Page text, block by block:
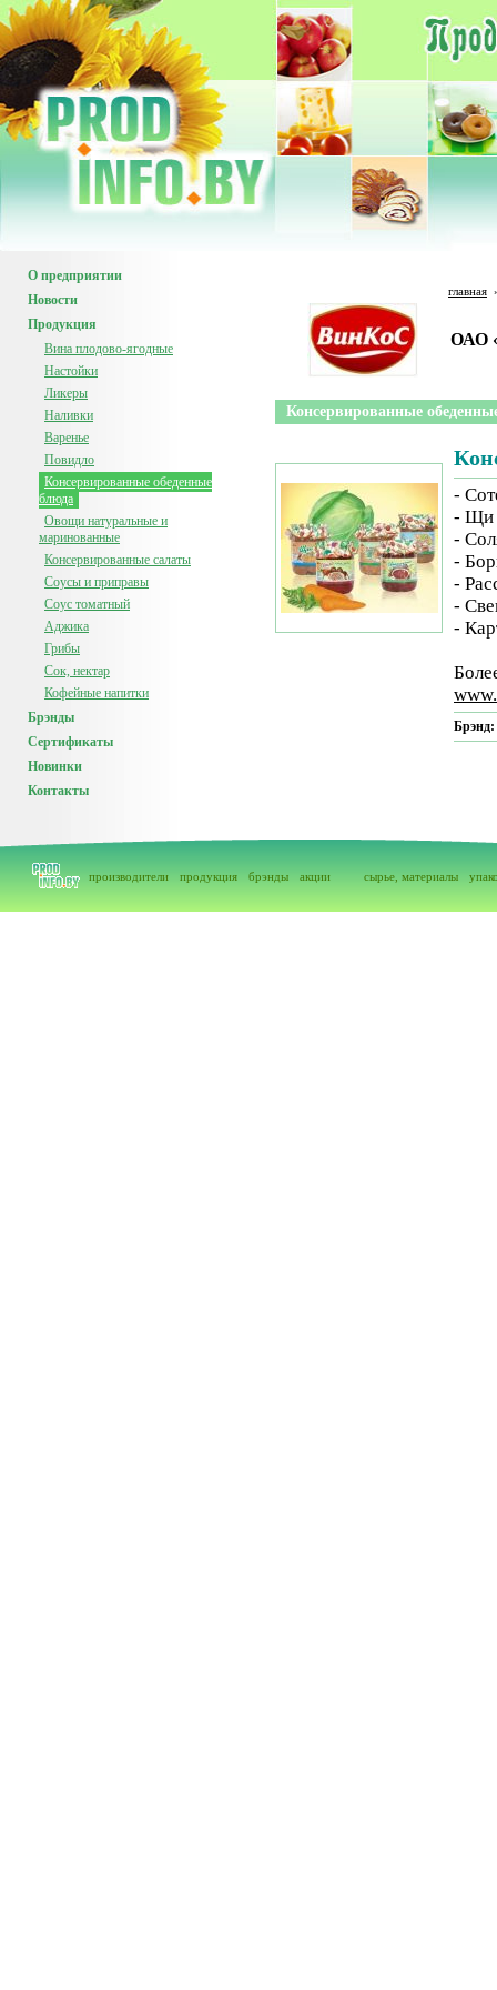
О предприятии
Новости
Продукция
Вина плодово-ягодные
Настойки
Ликеры
Наливки
Варенье
Повидло
Консервированные обеденные
блюда
Овощи натуральные и
маринованные
Консервированные салаты
Соусы и приправы
Соус томатный
Аджика
Грибы
Сок, нектар
Кофейные напитки
Брэнды
Сертификаты
Новинки
Контакты
главная
ОАО
Консервированные
-
- Щи
-
-
-
-
-
Брэнд:
производители продукция брэнды акции сырье, материалы